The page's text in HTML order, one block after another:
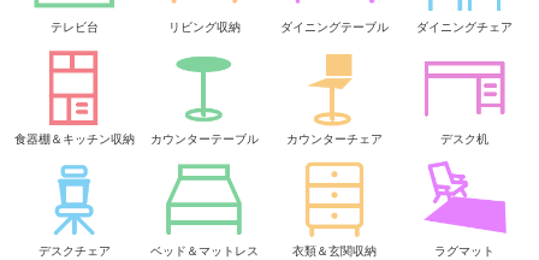
テレビ台 リビング収納 ダイニングテーブル ダイニングチェア
食器棚＆キッチン収納 カウンターテーブル カウンターチェア デスク机
デスクチェア ベッド＆マットレス 衣類＆玄関収納 ラグマット